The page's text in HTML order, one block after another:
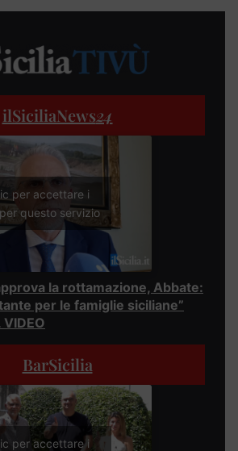
ilSiciliaNews24
per accettare i
questo servizio
la rottamazione, Abbate:
per le famiglie siciliane”
VIDEO
BarSicilia
per accettare i